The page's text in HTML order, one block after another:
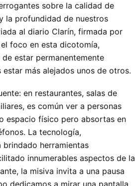
sobre la calidad de
la profundidad de nuestros
al diario Clarín, firmada por
foco en esta dicotomía,
estar permanentemente
más alejados unos de otros.
en restaurantes, salas de
es común ver a personas
espacio físico pero absortas en
La tecnología,
brindado herramientas
innumerables aspectos de la
la misiva invita a una pausa
dedicamos a mirar una pantalla